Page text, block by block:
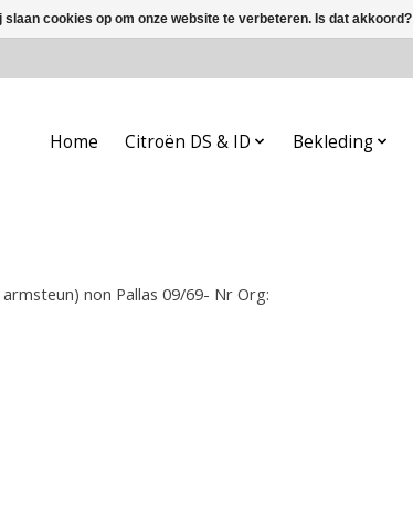
Home Citroën DS & ID Bekleding
non Pallas 09/69- Nr Org:
slaan cookies op om onze website te verbeteren. Is dat akkoord?